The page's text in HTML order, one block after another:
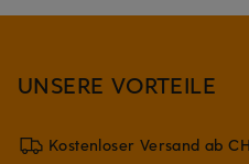
UNSERE VORTEILE
Kostenloser Versand ab